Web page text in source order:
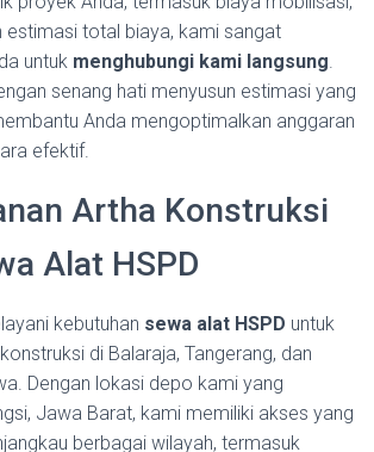
estimasi total biaya, kami sangat
untuk menghubungi kami langsung
senang hati menyusun estimasi yang
Anda mengoptimalkan anggaran
efektif.
Artha Konstruksi
Alat HSPD
kebutuhan sewa alat HSPD untuk
di Balaraja, Tangerang, dan
Dengan lokasi depo kami yang
Jawa Barat, kami memiliki akses yang
berbagai wilayah, termasuk